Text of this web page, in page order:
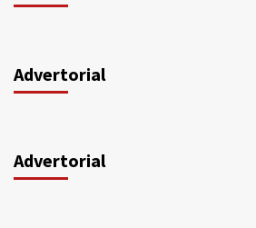
Advertorial
Advertorial